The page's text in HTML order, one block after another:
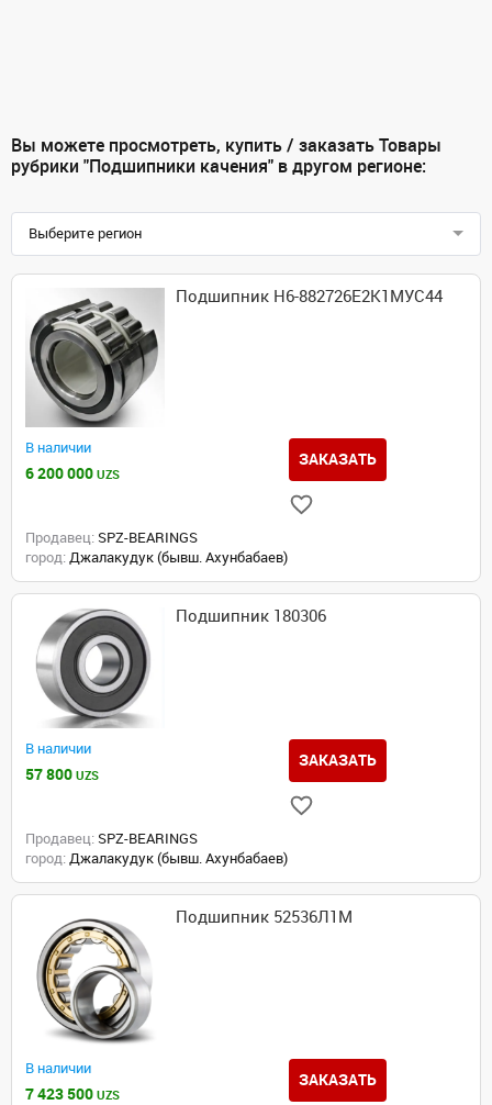
Вы можете просмотреть, купить / заказать Товары
рубрики "Подшипники качения" в другом регионе:
Выберите регион
Подшипник Н6-882726Е2К1МУС44
В наличии
6 200 000 UZS
ЗАКАЗАТЬ
Продавец: SPZ-BEARINGS
город: Джалакудук (бывш. Ахунбабаев)
Подшипник 180306
В наличии
57 800 UZS
ЗАКАЗАТЬ
Продавец: SPZ-BEARINGS
город: Джалакудук (бывш. Ахунбабаев)
Подшипник 52536Л1М
В наличии
7 423 500 UZS
ЗАКАЗАТЬ